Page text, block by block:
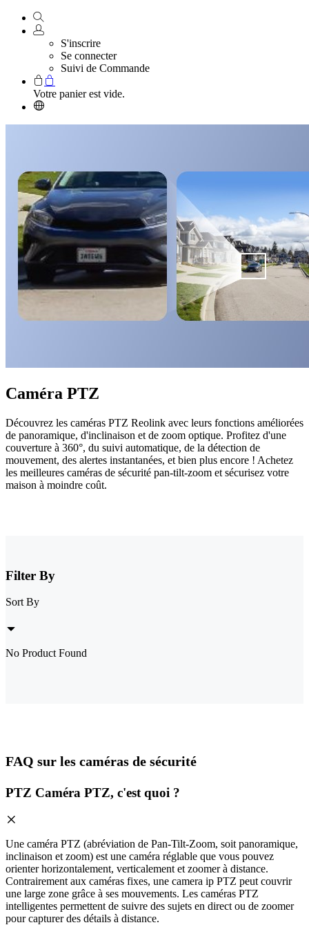
S'inscrire
Se connecter
Suivi de Commande
Votre panier est vide.
Caméra PTZ
Découvrez les caméras PTZ Reolink avec leurs fonctions améliorées
de panoramique, d'inclinaison et de zoom optique. Profitez d'une
couverture à 360°, du suivi automatique, de la détection de
mouvement, des alertes instantanées, et bien plus encore ! Achetez
les meilleures caméras de sécurité pan-tilt-zoom et sécurisez votre
maison à moindre coût.
Filter By
Sort By
No Product Found
FAQ sur les caméras de sécurité
PTZ Caméra PTZ, c'est quoi ?
Une caméra PTZ (abréviation de Pan-Tilt-Zoom, soit panoramique,
inclinaison et zoom) est une caméra réglable que vous pouvez
orienter horizontalement, verticalement et zoomer à distance.
Contrairement aux caméras fixes, une camera ip PTZ peut couvrir
une large zone grâce à ses mouvements. Les caméras PTZ
intelligentes permettent de suivre des sujets en direct ou de zoomer
pour capturer des détails à distance.